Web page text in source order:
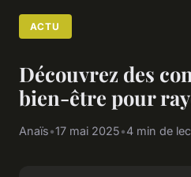
ACTU
Découvrez des
bien-être pour
Anaïs•17 mai 2025•4 min de